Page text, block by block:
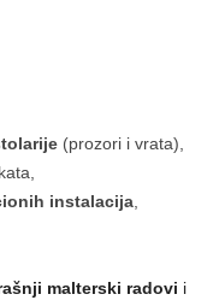
(prozori i vrata),
instalacija
malterski radovi i